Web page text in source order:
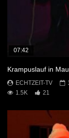
07:42
Krampuslauf in
ECHTZEIT-TV
1.5K
21